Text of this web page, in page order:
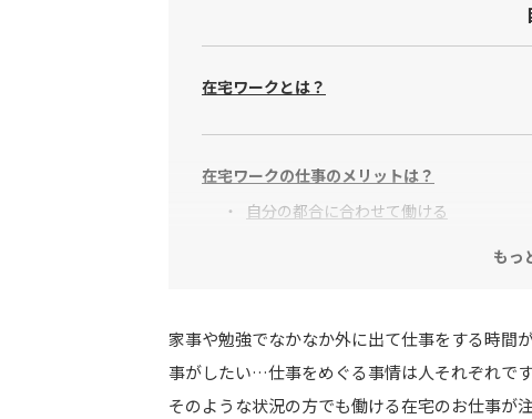
在宅ワークとは？
在宅ワークの仕事のメリットは？
自分の都合に合わせて働ける
在宅ワークの仕事のデメリットは？
オンとオフの区別がつけにくくなる
もっ
家事や勉強でなかなか外に出て仕事をする時間
事がしたい…仕事をめぐる事情は人それぞれです
そのような状況の方でも働ける在宅のお仕事が